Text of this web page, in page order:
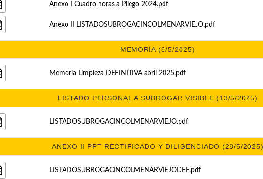
Anexo I Cuadro horas a Pliego 2024.pdf
Anexo II LISTADOSUBROGACINCOLMENARVIEJO.pdf
MEMORIA (8/5/2025)
Memoria Limpieza DEFINITIVA abril 2025.pdf
LISTADO PERSONAL A SUBROGAR VISIBLE (13/5/2025)
LISTADOSUBROGACINCOLMENARVIEJO.pdf
ANEXO II PPT RECTIFICADO Y DILIGENCIADO (28/5/2025)
LISTADOSUBROGACINCOLMENARVIEJODEF.pdf